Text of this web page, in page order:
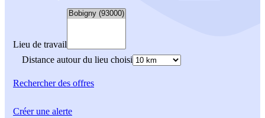
Lieu de travail
Distance autour du lieu choisi
Rechercherdes offres
Créer une alerte